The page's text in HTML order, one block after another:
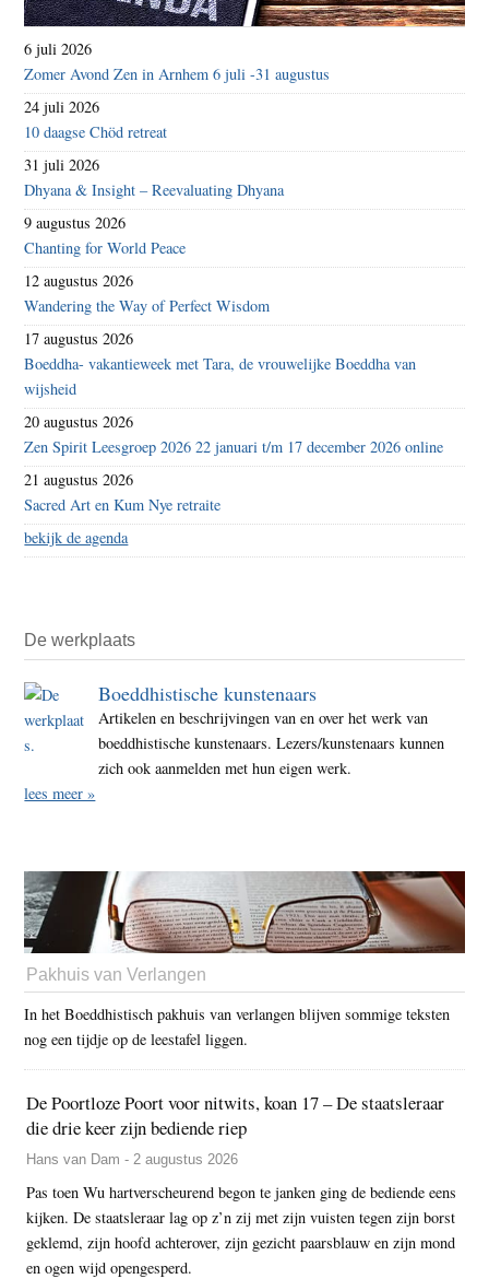
6 juli 2026
Zomer Avond Zen in Arnhem 6 juli -31 augustus
24 juli 2026
10 daagse Chöd retreat
31 juli 2026
Dhyana & Insight – Reevaluating Dhyana
9 augustus 2026
Chanting for World Peace
12 augustus 2026
Wandering the Way of Perfect Wisdom
17 augustus 2026
Boeddha- vakantieweek met Tara, de vrouwelijke Boeddha van
wijsheid
20 augustus 2026
Zen Spirit Leesgroep 2026 22 januari t/m 17 december 2026 online
21 augustus 2026
Sacred Art en Kum Nye retraite
bekijk de agenda
De werkplaats
Boeddhistische kunstenaars
Artikelen en beschrijvingen van en over het werk van
boeddhistische kunstenaars. Lezers/kunstenaars kunnen
zich ook aanmelden met hun eigen werk.
lees meer »
Pakhuis van Verlangen
In het Boeddhistisch pakhuis van verlangen blijven sommige teksten
nog een tijdje op de leestafel liggen.
De Poortloze Poort voor nitwits, koan 17 – De staatsleraar
die drie keer zijn bediende riep
Hans van Dam - 2 augustus 2026
Pas toen Wu hartverscheurend begon te janken ging de bediende eens
kijken. De staatsleraar lag op z’n zij met zijn vuisten tegen zijn borst
geklemd, zijn hoofd achterover, zijn gezicht paarsblauw en zijn mond
en ogen wijd opengesperd.